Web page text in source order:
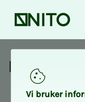
Forsiden
Vi bru­­­ker